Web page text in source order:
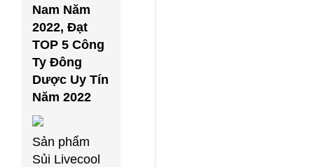
Nam Năm
2022, Đạt
TOP 5 Công
Ty Đông
Dược Uy Tín
Năm 2022
Sản phẩm
Sủi Livecool